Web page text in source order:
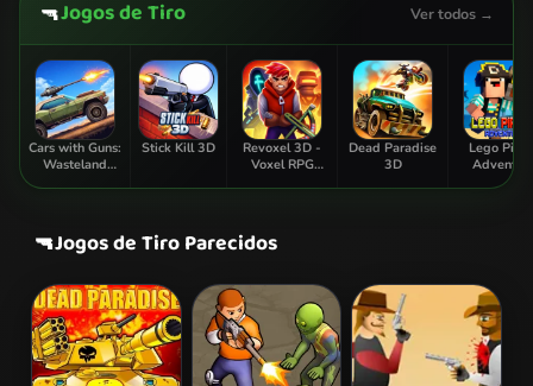
🔫Jogos de Tiro Ver todos →
Cars with Guns:
Wasteland
Stick Kill 3D
Revoxel 3D -
Voxel RPG
Dead Paradise
3D
Lego
🔫Jogos de Tiro Parecidos